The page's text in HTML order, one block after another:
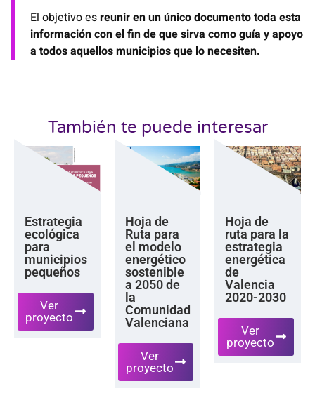
El objetivo esreunir en un único documento toda esta
información con el fin de que sirva como guía y apoyo
a todos aquellos municipios que lo necesiten.
También te puede interesar
Estrategia
ecológica
para
municipios
pequeños
Ver
proyecto
Hoja de
Ruta para
el modelo
energético
sostenible
a 2050 de
la
Comunidad
Valenciana
Ver
proyecto
Hoja de
ruta para la
estrategia
energética
de
Valencia
2020-2030
Ver
proyecto